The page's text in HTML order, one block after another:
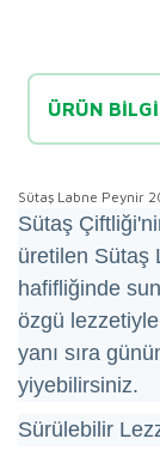
ÜRÜN
Sütaş Labne Peynir
Sütaş
üretilen Sütaş
hafifliğinde
özgü
yanı sıra
yiyebilirsiniz.
Sürülebilir